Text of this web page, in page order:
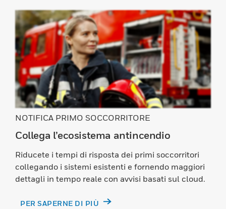
NOTIFICA PRIMO SOCCORRITORE
Collega l’ecosistema antincendio
Riducete i tempi di risposta dei primi soccorritori
collegando i sistemi esistenti e fornendo maggiori
dettagli in tempo reale con avvisi basati sul cloud.
PER SAPERNE DI PIÙ